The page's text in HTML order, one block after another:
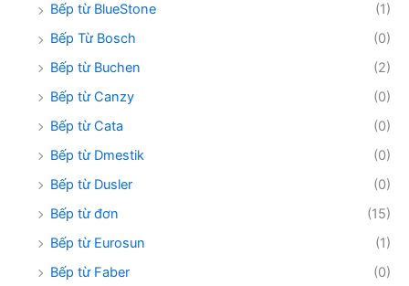
Bếp từ BlueStone
(1)
Bếp Từ Bosch
(0)
Bếp từ Buchen
(2)
Bếp từ Canzy
(0)
Bếp từ Cata
(0)
Bếp từ Dmestik
(0)
Bếp từ Dusler
(0)
Bếp từ đơn
(15)
Bếp từ Eurosun
(1)
Bếp từ Faber
(0)